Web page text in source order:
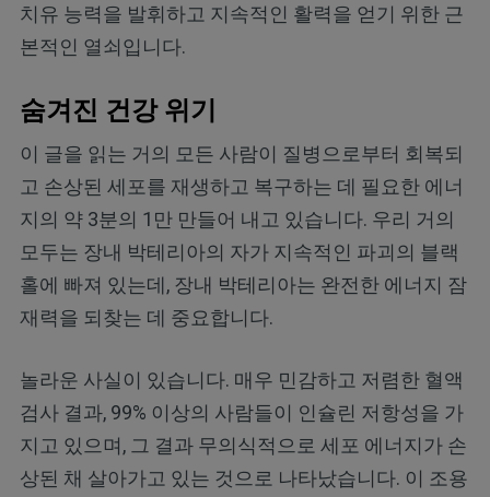
치유 능력을 발휘하고 지속적인 활력을 얻기 위한 근
본적인 열쇠입니다.
숨겨진 건강 위기
이 글을 읽는 거의 모든 사람이 질병으로부터 회복되
고 손상된 세포를 재생하고 복구하는 데 필요한 에너
지의 약 3분의 1만 만들어 내고 있습니다. 우리 거의
모두는 장내 박테리아의 자가 지속적인 파괴의 블랙
홀에 빠져 있는데, 장내 박테리아는 완전한 에너지 잠
재력을 되찾는 데 중요합니다.
놀라운 사실이 있습니다. 매우 민감하고 저렴한 혈액
검사 결과, 99% 이상의 사람들이 인슐린 저항성을 가
지고 있으며, 그 결과 무의식적으로 세포 에너지가 손
상된 채 살아가고 있는 것으로 나타났습니다. 이 조용